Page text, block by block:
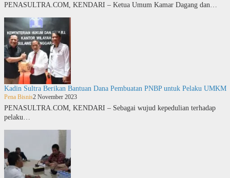
PENASULTRA.COM, KENDARI – Ketua Umum Kamar Dagang dan…
Kadin Sultra Berikan Bantuan Dana Pembuatan PNBP untuk Pelaku UMKM
Pena Bisnis2 November 2023
PENASULTRA.COM, KENDARI – Sebagai wujud kepedulian terhadap
pelaku…